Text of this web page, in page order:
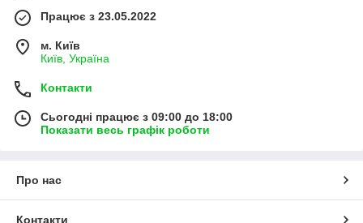
Працює з 23.05.2022
м. Київ
Київ, Україна
Контакти
Сьогодні працює з 09:00 до 18:00
Показати весь графік роботи
Про нас
Контакти